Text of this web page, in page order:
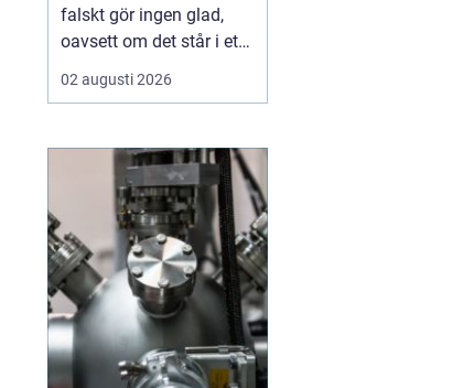
falskt gör ingen glad,
oavsett om det står i ett
vardagsrum i Gävle eller
på en mindre scen. När
tappar både spelglädjen
och musiken sin skärpa.
Samtidigt är pianot ett
ganska tåligt instrument,
som med regelbu...
02 augusti 2026